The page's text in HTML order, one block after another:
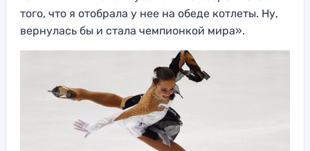
того, что я отобрала у нее на обеде котлеты. Ну,
вернулась бы и стала чемпионкой мира».